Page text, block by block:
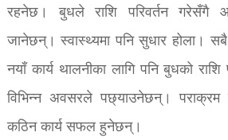
रहनेछ। बुधले राशि परिवर्तन गरेसँगै
जानेछन्। स्वास्थ्यमा पनि सुधार होला। सबै
नयाँ कार्य थालनीका लागि पनि बुधको
विभिन्न अवसरले पछ्याउनेछन्। पराक्रम
कठिन कार्य सफल हुनेछन्।